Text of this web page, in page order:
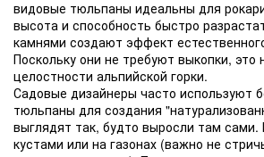
видовые тюльпаны идеальны для
высота и способность быстро
камнями создают эффект
Поскольку они не требуют выкопки, это
целостности альпийской горки.
Садовые дизайнеры часто используют
тюльпаны для создания
выглядят так, будто выросли там
кустами или на газонах (важно не